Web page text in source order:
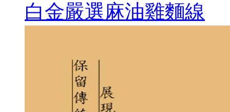
白金嚴選麻油雞麵線